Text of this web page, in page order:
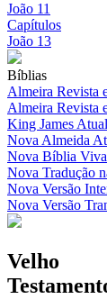
João 11
Capítulos
João 13
Bíblias
Almeira Revista
Almeira Revista
King James
Nova Almeida
Nova Bíblia Viva
Nova Tradução
Nova Versão
Nova Versão
Velho